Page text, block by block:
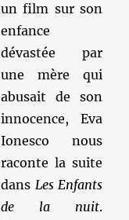
un film sur son
enfance
dévastée par
une mère qui
abusait de son
innocence, Eva
Ionesco nous
raconte la suite
dans Les Enfants
de la nuit.